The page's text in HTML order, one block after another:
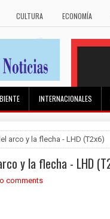
CULTURA ECONOMÍA
INTERNACIONALES
arco y la flecha - LHD (T2x6)
y la flecha - LHD
comments